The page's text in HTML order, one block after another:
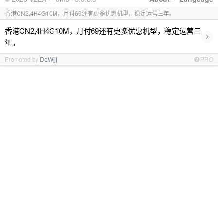
香港CN2,4H4G10M，月付69还有更多优惠机型，稳定运营三年。
香港CN2,4H4G10M，月付69还有更多优惠机型，稳定运营三
年。
›
Promoted by DeWjjj PRO